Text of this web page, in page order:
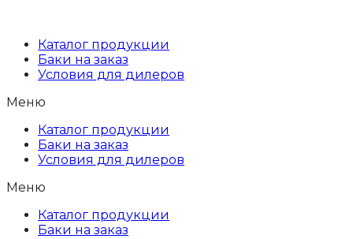
Каталог продукции
Баки на заказ
Условия для дилеров
Меню
Каталог продукции
Баки на заказ
Условия для дилеров
Меню
Каталог продукции
Баки на заказ